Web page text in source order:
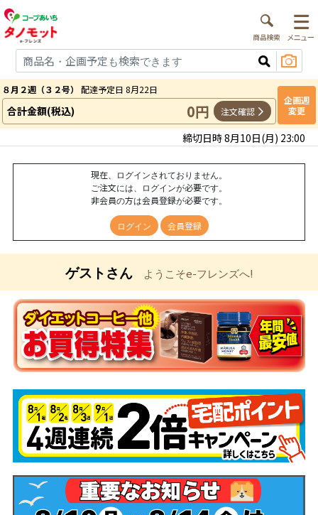
８月２週（３２号） 配達予定日 8月22日
合計金額(税込) 0円 注文確認
企画週
変更
締切日時 8月10日(月) 23:00
現在、ログインされておりません。
ご注文には、ログインが必要です。
非会員の方は会員登録が必要です。
ログイン 会員登録
ゲストさんようこそe-フレンズへ!